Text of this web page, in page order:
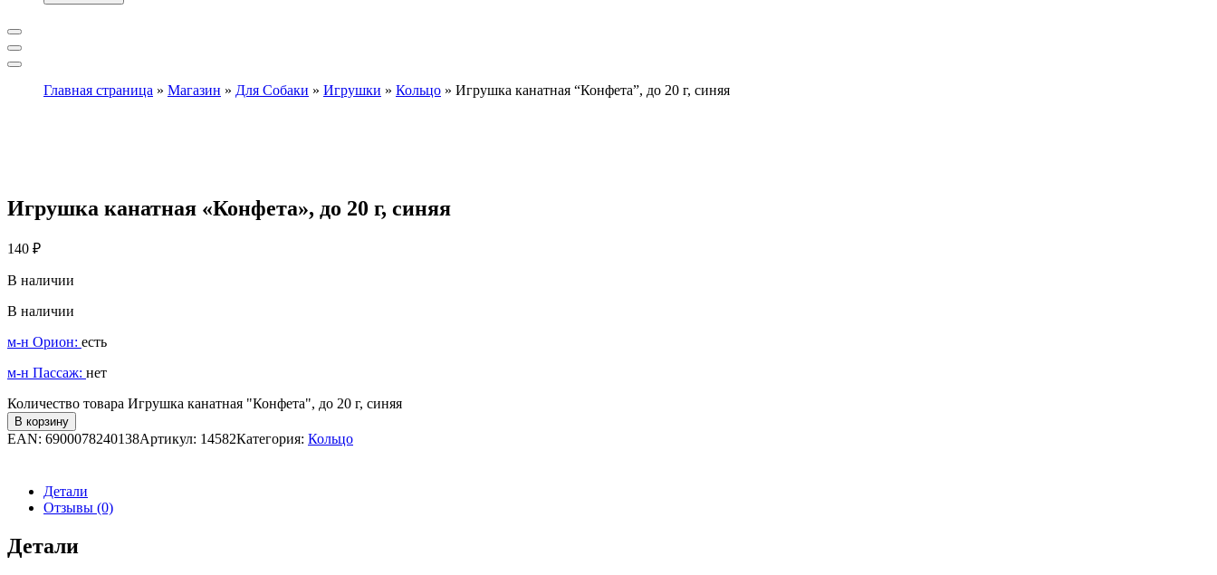
Главная страница » Магазин » Для Собаки » Игрушки » Кольцо » Игрушка канатная “Конфета”, до 20 г, синяя
Игрушка канатная «Конфета», до 20 г, синяя
140 ₽
В наличии
В наличии
м-н Орион: есть
м-н Пассаж: нет
Количество товара Игрушка канатная "Конфета", до 20 г, синяя
В корзину
EAN: 6900078240138Артикул: 14582Категория: Кольцо
Детали
Отзывы (0)
Детали